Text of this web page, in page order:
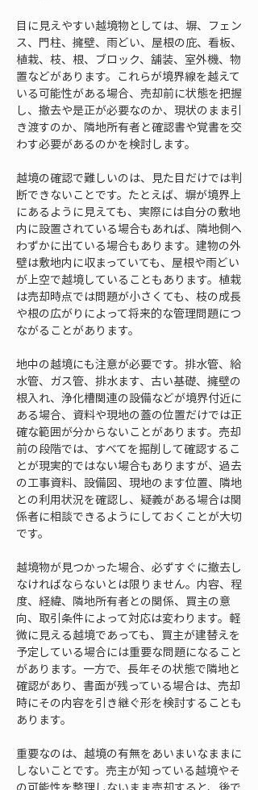
目に見えやすい越境物としては、塀、フェン
ス、門柱、擁壁、雨どい、屋根の庇、看板、
植栽、枝、根、ブロック、舗装、室外機、物
置などがあります。これらが境界線を越えて
いる可能性がある場合、売却前に状態を把握
し、撤去や是正が必要なのか、現状のまま引
き渡すのか、隣地所有者と確認書や覚書を交
わす必要があるのかを検討します。
越境の確認で難しいのは、見た目だけでは判
断できないことです。たとえば、塀が境界上
にあるように見えても、実際には自分の敷地
内に設置されている場合もあれば、隣地側へ
わずかに出ている場合もあります。建物の外
壁は敷地内に収まっていても、屋根や雨どい
が上空で越境していることもあります。植栽
は売却時点では問題が小さくても、枝の成長
や根の広がりによって将来的な管理問題につ
ながることがあります。
地中の越境にも注意が必要です。排水管、給
水管、ガス管、排水ます、古い基礎、擁壁の
根入れ、浄化槽関連の設備などが境界付近に
ある場合、資料や現地の蓋の位置だけでは正
確な範囲が分からないことがあります。売却
前の段階では、すべてを掘削して確認するこ
とが現実的ではない場合もありますが、過去
の工事資料、設備図、現地のます位置、隣地
との利用状況を確認し、疑義がある場合は関
係者に相談できるようにしておくことが大切
です。
越境物が見つかった場合、必ずすぐに撤去し
なければならないとは限りません。内容、程
度、経緯、隣地所有者との関係、買主の意
向、取引条件によって対応は変わります。軽
微に見える越境であっても、買主が建替えを
予定している場合には重要な問題になること
があります。一方で、長年その状態で隣地と
確認があり、書面が残っている場合は、売却
時にその内容を引き継ぐ形を検討することも
あります。
重要なのは、越境の有無をあいまいなままに
しないことです。売主が知っている越境やそ
の可能性を整理しないまま売却すると、後で